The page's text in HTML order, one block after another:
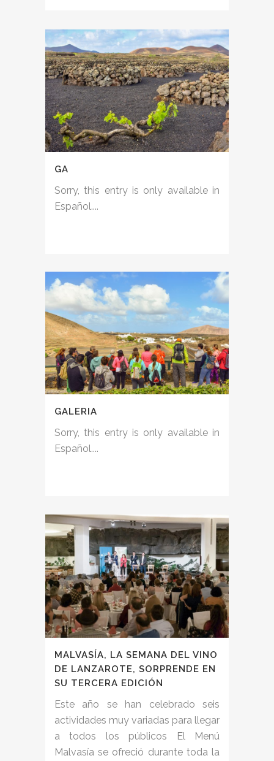
GA
Sorry, this entry is only available in
Español....
GALERIA
Sorry, this entry is only available in
Español....
MALVASÍA, LA SEMANA DEL VINO
DE LANZAROTE, SORPRENDE EN
SU TERCERA EDICIÓN
Este año se han celebrado seis
actividades muy variadas para llegar
a todos los públicos El Menú
Malvasía se ofreció durante toda la